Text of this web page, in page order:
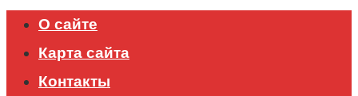
О сайте
Карта сайта
Контакты